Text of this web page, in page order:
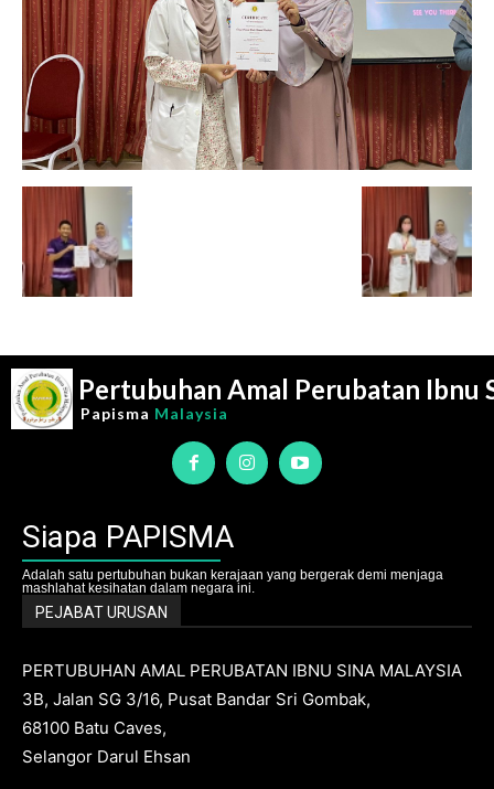
Pertubuhan Amal Perubatan Ibnu
Papisma Malaysia
Siapa PAPISMA
Adalah satu pertubuhan bukan kerajaan yang bergerak demi menjaga
mashlahat kesihatan dalam negara ini.
PEJABAT URUSAN
PERTUBUHAN AMAL PERUBATAN IBNU SINA MALAYSIA
3B, Jalan SG 3/16, Pusat Bandar Sri Gombak,
68100 Batu Caves,
Selangor Darul Ehsan